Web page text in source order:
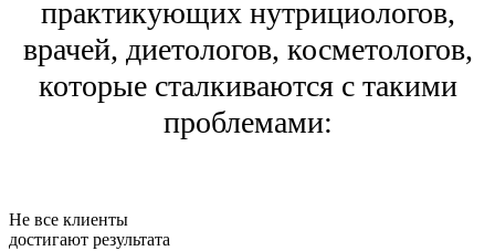
практикующих нутрициологов,
врачей, диетологов, косметологов,
которые сталкиваются с такими
проблемами:
Не все клиенты
достигают результата